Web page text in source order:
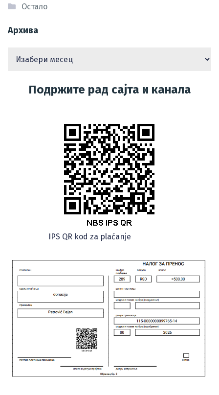
Остало
Архива
Подржите рад сајта и канала
IPS QR kod za plaćanje